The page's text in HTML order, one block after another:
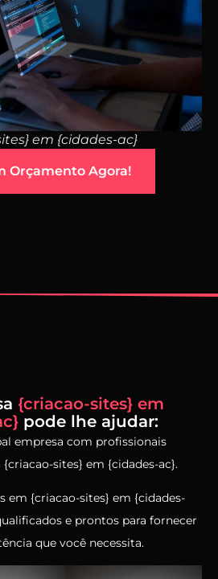
em {cidades-ac}
Orçamento Agora!
{criacao-sites} em
pode lhe ajudar:
empresa com profissionais
sites} em {cidades-ac}.
em {criacao-sites} em {cidades-
e prontos para fornecer
que você necessita.